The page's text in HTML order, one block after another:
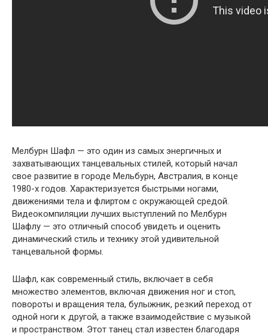
Мелбурн Шафл — это один из самых энергичных и
захватывающих танцевальных стилей, который начал
свое развитие в городе Мельбурн, Австралия, в конце
1980-х годов. Характеризуется быстрыми ногами,
движениями тела и флиртом с окружающей средой.
Видеокомпиляции лучших выступлений по Мелбурн
Шафлу — это отличный способ увидеть и оценить
динамический стиль и технику этой удивительной
танцевальной формы.
Шафл, как современный стиль, включает в себя
множество элементов, включая движения ног и стоп,
повороты и вращения тела, булыжник, резкий переход от
одной ноги к другой, а также взаимодействие с музыкой
и пространством. Этот танец стал известен благодаря